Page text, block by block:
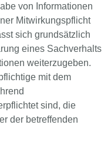
von Informationen
Mitwirkungspflicht
sich grundsätzlich
eines Sachverhalts
weiterzugeben.
mit dem
sind, die
der betreffenden